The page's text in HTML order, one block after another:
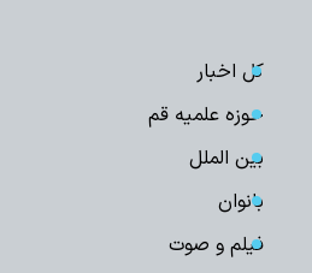
کل اخبار
حوزه علمیه قم
بین الملل
بانوان
فیلم و صوت